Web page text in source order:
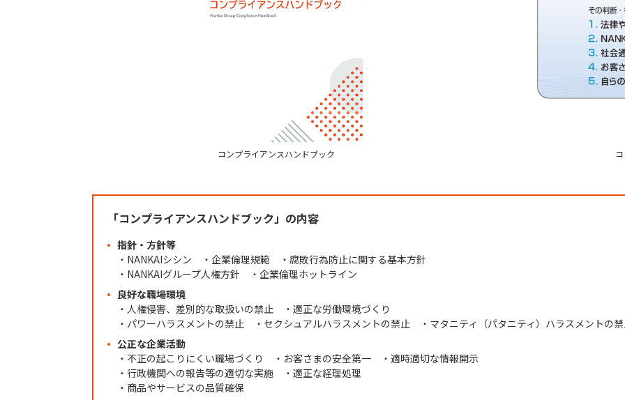
コンプライアンスハンドブック
「コンプライアンスハンドブック」の内容
指針・方針等
・NANKAIシシン ・企業倫理規範 ・腐敗行為防止に関する基本方針
・NANKAIグループ人権方針 ・企業倫理ホットライン
良好な職場環境
・人権侵害、差別的な取扱いの禁止 ・適正な労働環境づくり
・パワーハラスメントの禁止 ・セクシュアルハラスメントの禁止 ・マタニティ（パタニティ）ハラスメントの
公正な企業活動
・不正の起こりにくい職場づくり ・お客さまの安全第一 ・適時適切な情報開示
・行政機関への報告等の適切な実施 ・適正な経理処理
・商品やサービスの品質確保